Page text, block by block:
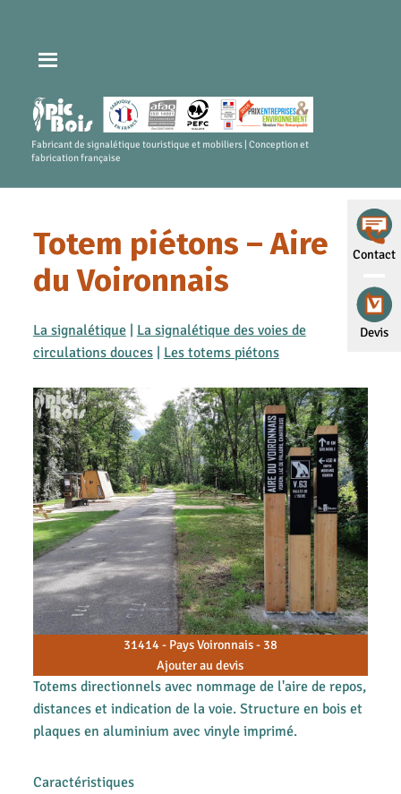
Contact
Devis
Fabricant de signalétique touristique et mobiliers | Conception et
fabrication française
Totem piétons – Aire
du Voironnais
La signalétique| La signalétique des voies de
circulations douces| Les totems piétons
31414 - Pays Voironnais - 38
Ajouter au devis
Totems directionnels avec nommage de l'aire de repos,
distances et indication de la voie. Structure en bois et
plaques en aluminium avec vinyle imprimé.
Caractéristiques